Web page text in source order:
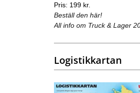
Pris: 199 kr.
Beställ den här!
All info om Truck & Lager
Logistikkartan